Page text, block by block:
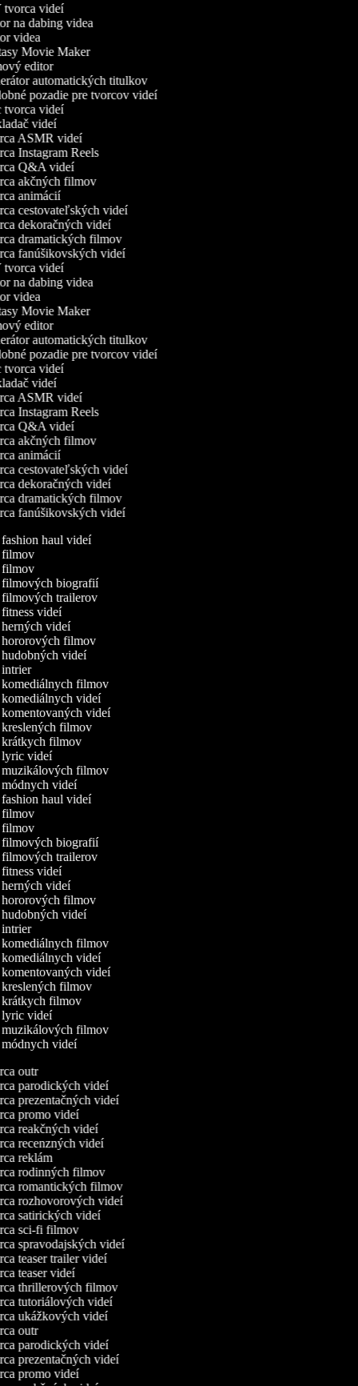
videí
na dabing videa
videa
Movie Maker
editor
automatických titulkov
pozadie pre tvorcov videí
videí
videí
ASMR videí
Instagram Reels
Q&A videí
akčných filmov
animácií
cestovateľských videí
dekoračných videí
dramatických filmov
fanúšikovských videí
videí
na dabing videa
videa
Movie Maker
editor
automatických titulkov
pozadie pre tvorcov videí
videí
videí
ASMR videí
Instagram Reels
Q&A videí
akčných filmov
animácií
cestovateľských videí
dekoračných videí
dramatických filmov
fanúšikovských videí
fashion haul videí
filmov
filmov
filmových biografií
filmových trailerov
fitness videí
herných videí
hororových filmov
hudobných videí
intrier
komediálnych filmov
komediálnych videí
komentovaných videí
kreslených filmov
krátkych filmov
lyric videí
muzikálových filmov
módnych videí
fashion haul videí
filmov
filmov
filmových biografií
filmových trailerov
fitness videí
herných videí
hororových filmov
hudobných videí
intrier
komediálnych filmov
komediálnych videí
komentovaných videí
kreslených filmov
krátkych filmov
lyric videí
muzikálových filmov
módnych videí
outr
parodických videí
prezentačných videí
promo videí
reakčných videí
recenzných videí
reklám
rodinných filmov
romantických filmov
rozhovorových videí
satirických videí
sci-fi filmov
spravodajských videí
teaser trailer videí
teaser videí
thrillerových filmov
tutoriálových videí
ukážkových videí
outr
parodických videí
prezentačných videí
promo videí